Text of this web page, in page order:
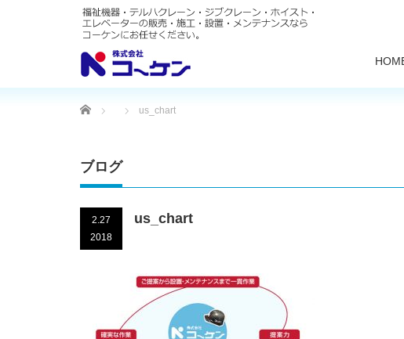
Home us_chart
ブログ
2.27
2018
us_chart